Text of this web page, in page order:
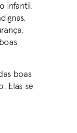
infantil,
boas
Elas se